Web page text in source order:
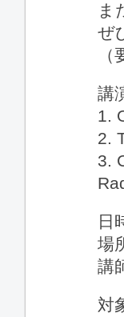
ま
ぜ
講
1.
2.
3.
日
場
講
対